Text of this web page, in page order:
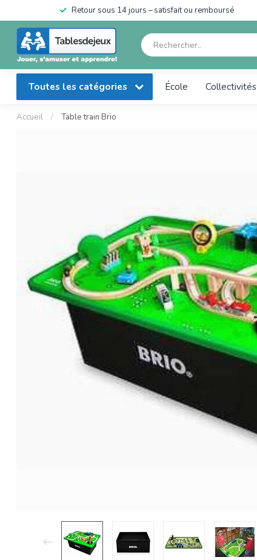
Retour sous 14 jours – satisfait ou remboursé
Toutes les catégories École Collectivités
Accueil / Table train Brio